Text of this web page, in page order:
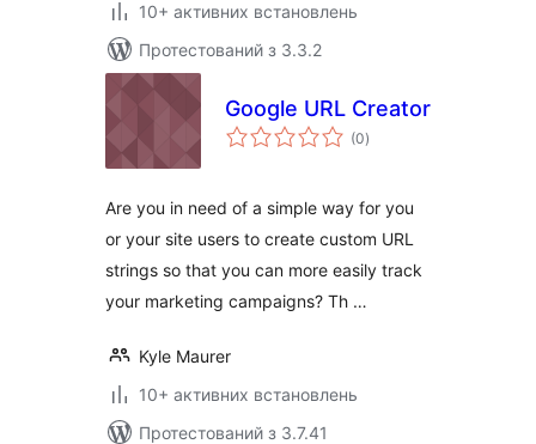
10+ активних встановлень
Протестований з 3.3.2
Google URL Creator
(0загальний
рейтинг
)
Are you in need of a simple way for you
or your site users to create custom URL
strings so that you can more easily track
your marketing campaigns? Th …
Kyle Maurer
10+ активних встановлень
Протестований з 3.7.41